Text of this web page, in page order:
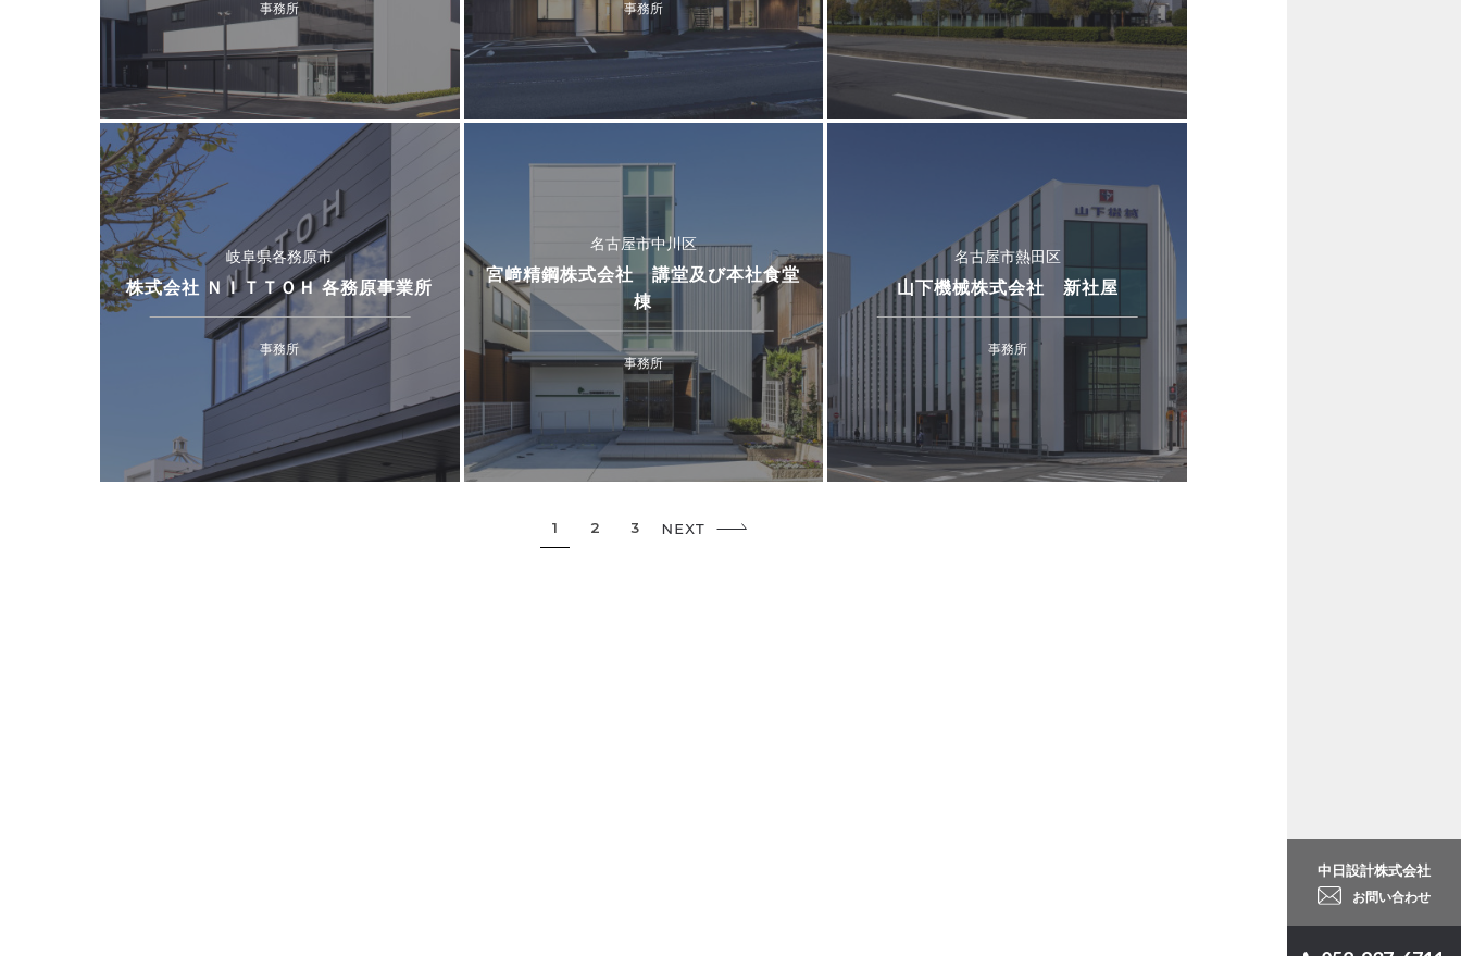
中日設計株式会社
お問い合わせ
事務所
事務所
岐阜県各務原市
株式会社 ＮＩＴＴＯＨ 各務原事業所
事務所
名古屋市中川区
宮﨑精鋼株式会社 講堂及び本社食堂
棟
事務所
名古屋市熱田区
山下機械株式会社 新社屋
事務所
1 2 3